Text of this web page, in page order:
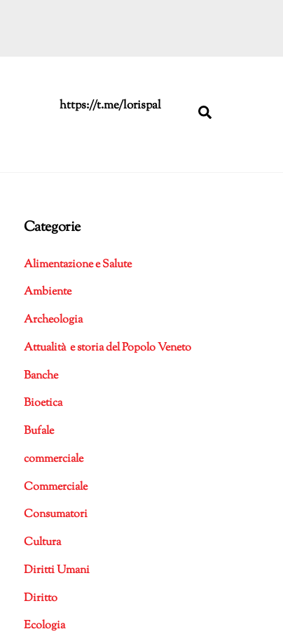
https://t.me/lorispal
Categorie
Alimentazione e Salute
Ambiente
Archeologia
Attualità e storia del Popolo Veneto
Banche
Bioetica
Bufale
commerciale
Commerciale
Consumatori
Cultura
Diritti Umani
Diritto
Ecologia